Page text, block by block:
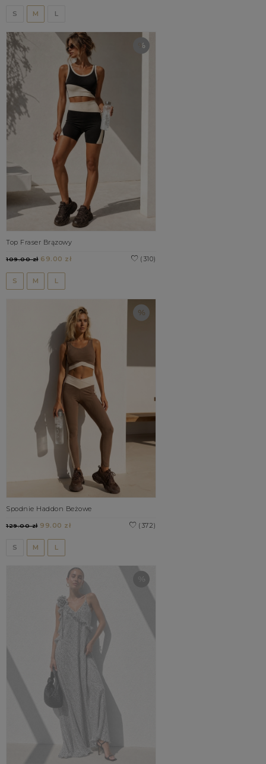
S M L
Top Fraser Brązowy
(310)
109.00 zł69.00 zł
S M L
Spodnie Haddon Beżowe
(372)
129.00 zł99.00 zł
S M L